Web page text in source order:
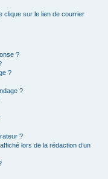
clique sur le lien de courrier
?
?
?
?
lors de la rédaction d’un